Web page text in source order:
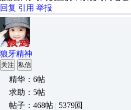
回复 引用 举报
狼牙精神
关注 私信
精华：6帖
求助：5帖
帖子：468帖 | 5379回